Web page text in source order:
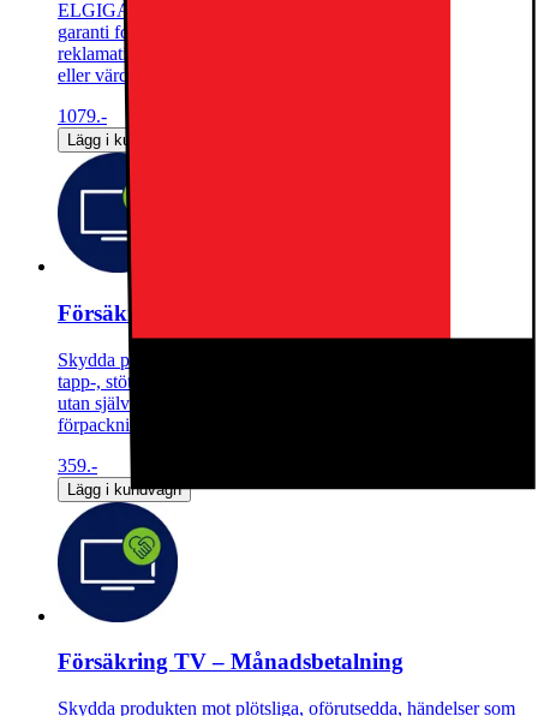
ELGIGANTEN FÖRLÄNGD GARANTIMed en förlängd
garanti fortsätter du att skydda din TV efter garanti- och
reklamationstiden har löpt ut. Ingen självrisk, åldersavdrag
eller värdeminskning.
1079.-
Lägg i kundvagn
Försäkring TV - 1 år
Skydda produkten mot plötsliga, oförutsedda, händelser som
tapp-, stöt- och vätskeskador. Obegränsat antal skadetillfällen
utan självrisk eller värdeminskning. Täcker alla tillbehör i
förpackningen.
359.-
Lägg i kundvagn
Försäkring TV – Månadsbetalning
Skydda produkten mot plötsliga, oförutsedda, händelser som